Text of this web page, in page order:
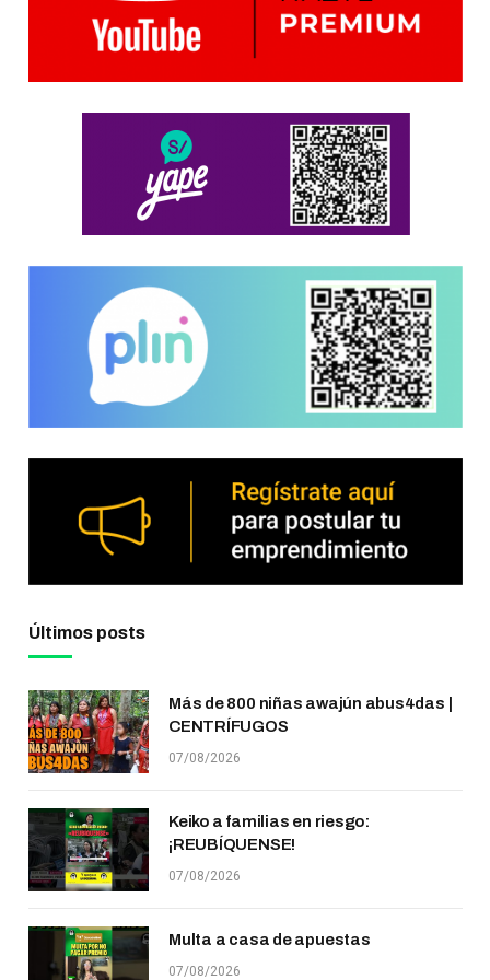
Últimos posts
Más de 800 niñas awajún abus4das |
CENTRÍFUGOS
07/08/2026
Keiko a familias en riesgo:
¡REUBÍQUENSE!
07/08/2026
Multa a casa de apuestas
07/08/2026